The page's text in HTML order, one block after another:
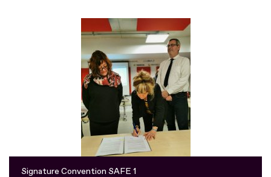
Fichier
Signature Convention SAFE 1